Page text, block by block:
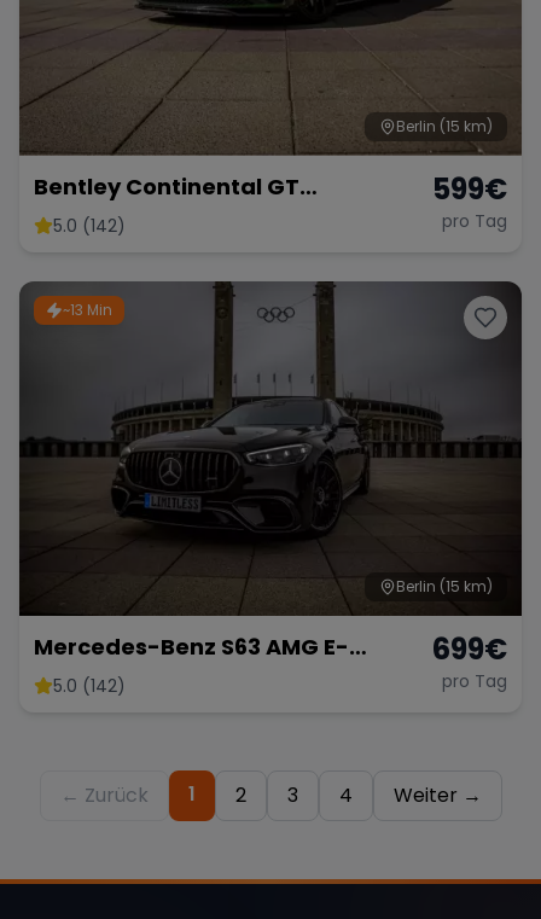
Berlin (15 km)
Bentley Continental GT
Sportwagen Coupe mieten
5.0 (142)
599€
pro Tag
~13 Min
Berlin (15 km)
Mercedes-Benz S63 AMG E-
Performance 2025 lang 802 PS
5.0 (142)
699€
pro Tag
← Zurück 1 2 3 4 Weiter →